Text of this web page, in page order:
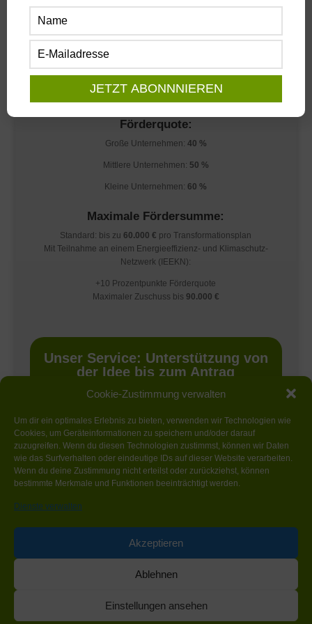
Cookie-Zustimmung verwalten
Um dir ein optimales Erlebnis zu bieten, verwenden wir Technologien wie
Cookies, um Geräteinformationen zu speichern und/oder darauf
zuzugreifen. Wenn du diesen Technologien zustimmst, können wir Daten
wie das Surfverhalten oder eindeutige IDs auf dieser Website verarbeiten.
Wenn du deine Zustimmung nicht erteilst oder zurückziehst, können
bestimmte Merkmale und Funktionen beeinträchtigt werden.
Dienste verwalten
Akzeptieren
Ablehnen
Einstellungen ansehen
Förderhöhe: Wie hoch ist der
Zuschuss?
Die Förderung erfolgt als nicht rückzahlbarer Zuschuss gemäß
Artikel 49 AGVO.
Förderquote:
Große Unternehmen: 40 %
Mittlere Unternehmen: 50 %
Kleine Unternehmen: 60 %
Maximale Fördersumme:
Standard: bis zu 60.000 € pro Transformationsplan
Mit Teilnahme an einem Energieeffizienz- und Klimaschutz-
Netzwerk (IEEKN):
+10 Prozentpunkte Förderquote
Maximaler Zuschuss bis 90.000 €
Unser Service: Unterstützung von
der Idee bis zum Antrag
Wir begleiten Sie bei der Akquise und Umsetzung Ihrer
✓ Prüfung der Förderfähigkeit
✓Auswahl der passenden Technologie
✓Erstellung der erforderlichen Unterlagen
COOKIE-RICHTLINIE (EU)
© 2026 Sustainergy-Institut GmbH |